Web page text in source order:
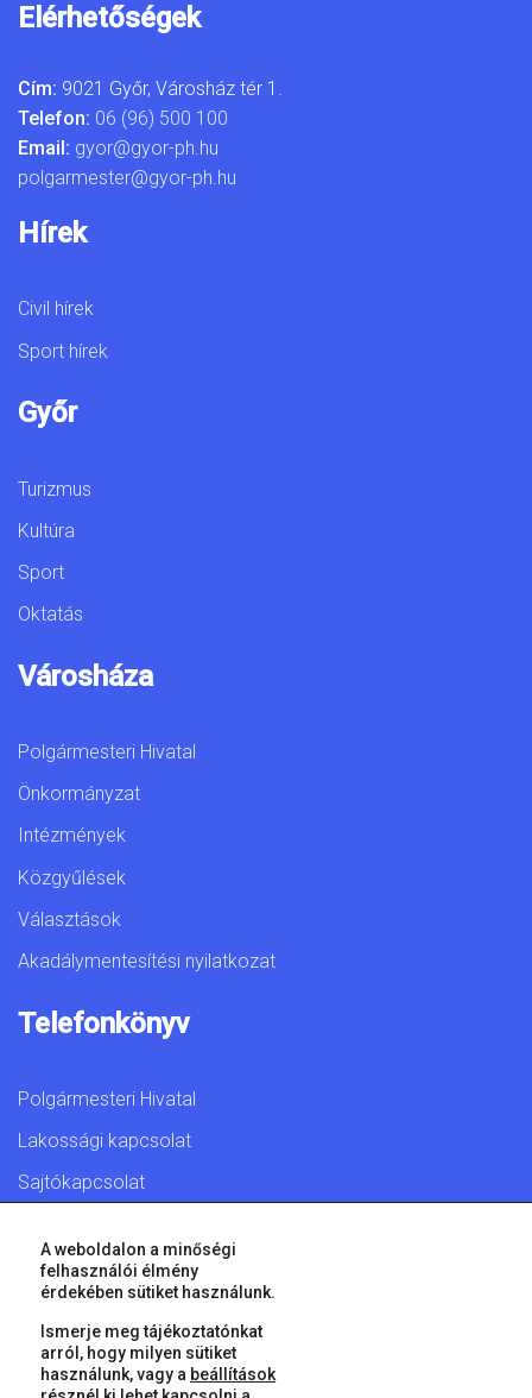
Elérhetőségek
Cím: 9021 Győr, Városház tér 1.
Telefon: 06 (96) 500 100
Email: gyor@gyor-ph.hu
polgarmester@gyor-ph.hu
Hírek
Civil hírek
Sport hírek
Győr
Turizmus
Kultúra
Sport
Oktatás
Városháza
Polgármesteri Hivatal
Önkormányzat
Intézmények
Közgyűlések
Választások
Akadálymentesítési nyilatkozat
Telefonkönyv
Polgármesteri Hivatal
Lakossági kapcsolat
Sajtókapcsolat
© 2026 Győr Megyei Jogú Város • Minden jog fenntartva!
A weboldalon a minőségi
felhasználói élmény
érdekében sütiket használunk.
Ismerje meg tájékoztatónkat
arról, hogy milyen sütiket
használunk, vagy a beállítások